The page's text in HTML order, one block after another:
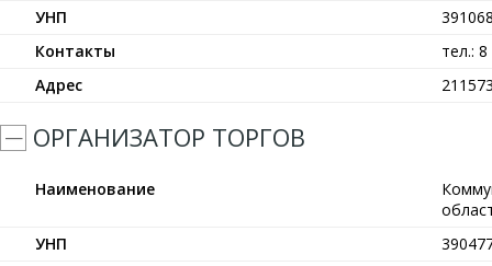
УНП
Контакты
тел.:
Адрес
ОРГАНИЗАТОР ТОРГОВ
Наименование
УНП